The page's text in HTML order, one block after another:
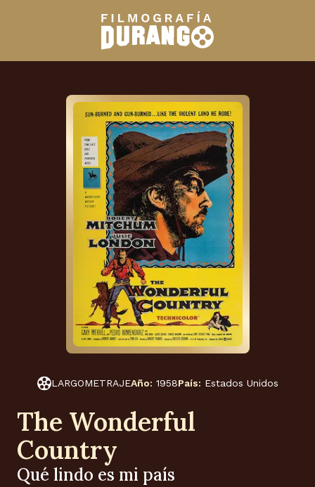
LARGOMETRAJEAño: 1958País: Estados Unidos
The Wonderful
Country
Qué lindo es mi país